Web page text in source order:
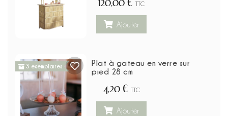
TTC
Ajouter
3 exemplaires
Plat à gateau en verre sur
pied 28 cm
4,20 € TTC
Ajouter